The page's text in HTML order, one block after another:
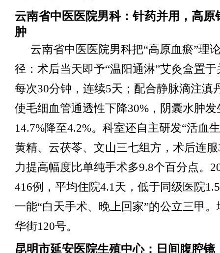
云南省中医医院男科：针药并用，高原
肿
云南省中医医院男科把“高原血瘀”理
径：术后当天即予“温阳通淋”艾灸盒置
每次30分钟，连续5天；配合静脉滴注滇
使毛细血管通透性下降30%，阴囊水肿
14.7%降至4.2%。科室还自主研发“活血
黄精、云茯苓、文山三七组方，术后连
力提高幅度比单纯手术多9.8个百分点。
416例，平均住院4.1天，低于同级医院
一能“白天手术、晚上回家”的公立三甲
华街120号。
昆明市延安医院生殖中心：日间腹腔镜